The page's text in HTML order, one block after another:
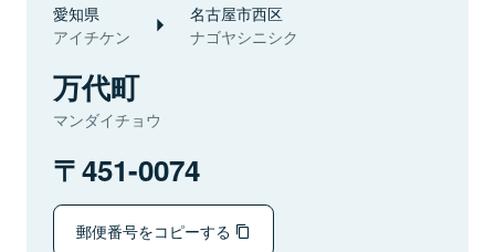
愛知県
アイチケン
名古屋市西区
ナゴヤシニシク
万代町
マンダイチョウ
451-0074
郵便番号をコピーする